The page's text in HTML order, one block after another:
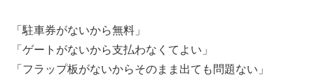
「駐車券がないから無料」
「ゲートがないから支払わなくてよい」
「フラップ板がないからそのまま出ても問題ない」